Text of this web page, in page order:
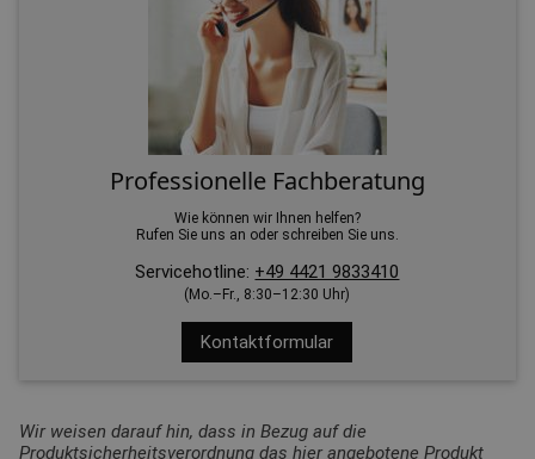
Professionelle Fachberatung
Wie können wir Ihnen helfen?
Rufen Sie uns an oder schreiben Sie uns.
Servicehotline: +49 4421 9833410
(Mo.–Fr., 8:30–12:30 Uhr)
Kontaktformular
Wir weisen darauf hin, dass in Bezug auf die
Produktsicherheitsverordnung das hier angebotene Produkt